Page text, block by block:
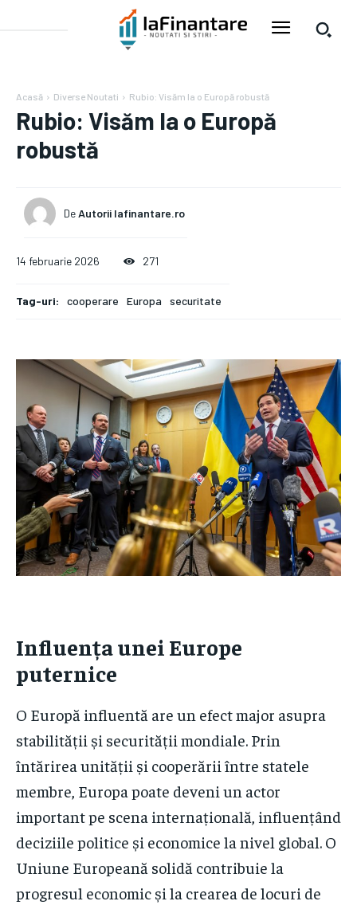
Acasă Diverse Noutati Rubio: Visăm la o Europă robustă
Rubio: Visăm la o Europă
robustă
DeAutorii Iafinantare.ro
14 februarie 2026 271
Tag-uri: cooperare Europa securitate
Influența unei Europe
puternice
O Europă influentă are un efect major asupra
stabilității și securității mondiale. Prin
întărirea unității și cooperării între statele
membre, Europa poate deveni un actor
important pe scena internațională, influențând
deciziile politice și economice la nivel global. O
Uniune Europeană solidă contribuie la
progresul economic și la crearea de locuri de